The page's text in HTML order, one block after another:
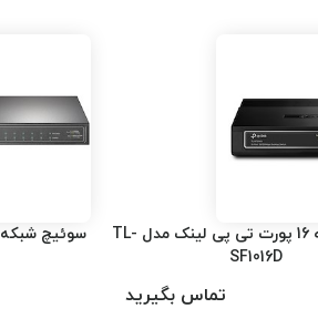
سوئیچ شبکه 16 پورت تی پی لینک مدل TL-
SF1016D
تماس بگیرید